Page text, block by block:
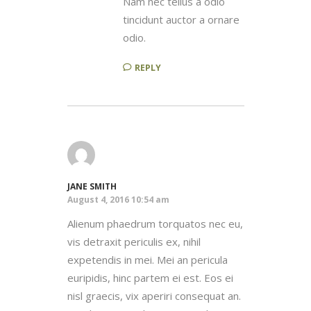
tincidunt auctor a ornare
odio.
REPLY
JANE SMITH
August 4, 2016 10:54 am
Alienum phaedrum torquatos nec eu,
vis detraxit periculis ex, nihil
expetendis in mei. Mei an pericula
euripidis, hinc partem ei est. Eos ei
nisl graecis, vix aperiri consequat an.